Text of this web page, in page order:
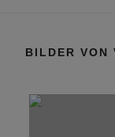
BILDER VON